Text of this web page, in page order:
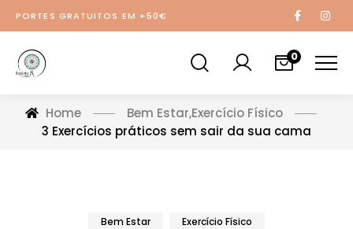
PORTES GRATUITOS EM +50€
0
Home Bem Estar,Exercício Físico
3 Exercícios práticos sem sair da sua cama
Bem Estar Exercício Físico